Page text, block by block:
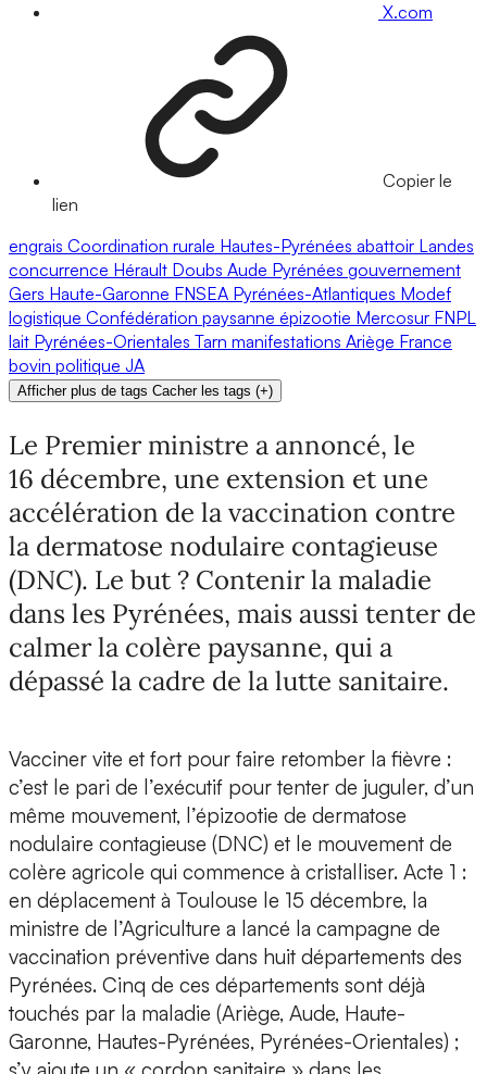
X.com
Copier le
lien
engrais Coordination rurale Hautes-Pyrénées abattoir Landes
concurrence Hérault Doubs Aude Pyrénées gouvernement
Gers Haute-Garonne FNSEA Pyrénées-Atlantiques Modef
logistique Confédération paysanne épizootie Mercosur FNPL
lait Pyrénées-Orientales Tarn manifestations Ariège France
bovin politique JA
Afficher plus de tags Cacher les tags (+)
Le Premier ministre a annoncé, le
16 décembre, une extension et une
accélération de la vaccination contre
la dermatose nodulaire contagieuse
(DNC). Le but ? Contenir la maladie
dans les Pyrénées, mais aussi tenter de
calmer la colère paysanne, qui a
dépassé la cadre de la lutte sanitaire.
Vacciner vite et fort pour faire retomber la fièvre :
c’est le pari de l’exécutif pour tenter de juguler, d’un
même mouvement, l’épizootie de dermatose
nodulaire contagieuse (DNC) et le mouvement de
colère agricole qui commence à cristalliser. Acte 1 :
en déplacement à Toulouse le 15 décembre, la
ministre de l’Agriculture a lancé la campagne de
vaccination préventive dans huit départements des
Pyrénées. Cinq de ces départements sont déjà
touchés par la maladie (Ariège, Aude, Haute-
Garonne, Hautes-Pyrénées, Pyrénées-Orientales) ;